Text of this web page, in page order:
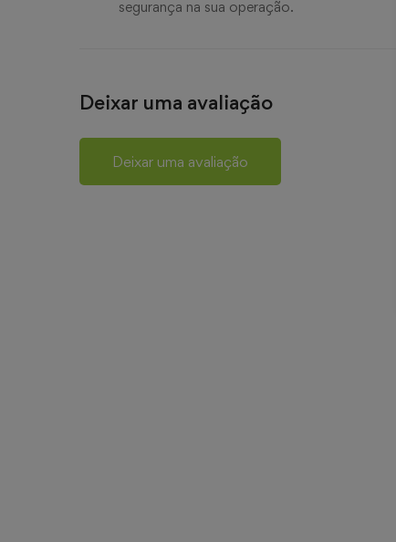
segurança na sua operação.
Deixar uma avaliação
Deixar uma avaliação